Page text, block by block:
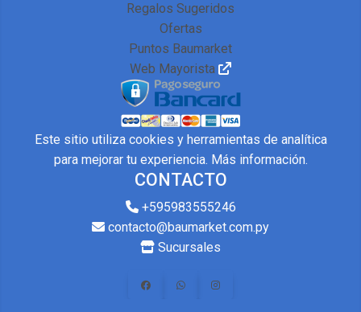
Regalos Sugeridos
Ofertas
Puntos Baumarket
Web Mayorista
CONTACTO
+595983555246
contacto@baumarket.com.py
Sucursales
Este sitio utiliza cookies y herramientas de analítica
para mejorar tu experiencia. Más información.